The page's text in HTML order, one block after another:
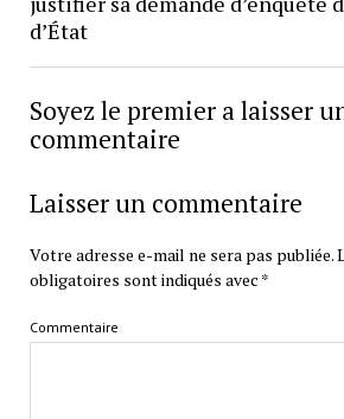
d’État
Soyez le premier a laisser
commentaire
Laisser un commentaire
Votre adresse e-mail ne sera pas publiée.
obligatoires sont indiqués avec *
Commentaire